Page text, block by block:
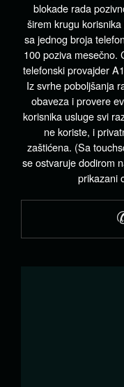
blokade rada
širem krugu
sa jednog broja
100 poziva mesečno.
telefonski provajder
Iz svrhe poboljšanja
obaveza i provere
korisnika usluge svi
ne koriste, i
zaštićena. (Sa
se ostvaruje dodirom
prikazani